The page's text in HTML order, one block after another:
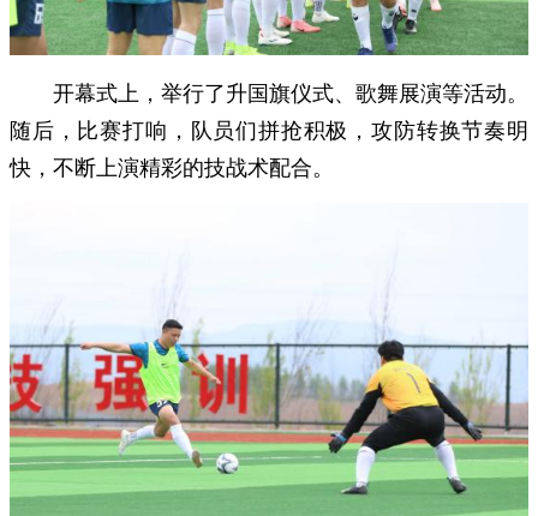
开幕式上，举行了升国旗仪式、歌舞展演等活动。
随后，比赛打响，队员们拼抢积极，攻防转换节奏明
快，不断上演精彩的技战术配合。